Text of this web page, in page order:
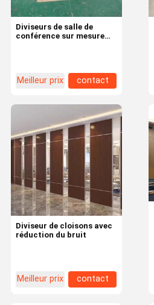
Diviseurs de salle de
conférence sur mesure
Meilleur prix contact
Diviseur de cloisons avec
réduction du bruit
Meilleur prix contact